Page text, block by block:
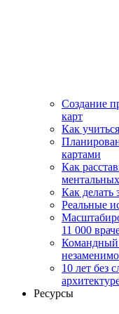
Создание
карт
Как
картами
Как
Как делать
Реальные
11 000
Командный
10 лет без
Ресурсы